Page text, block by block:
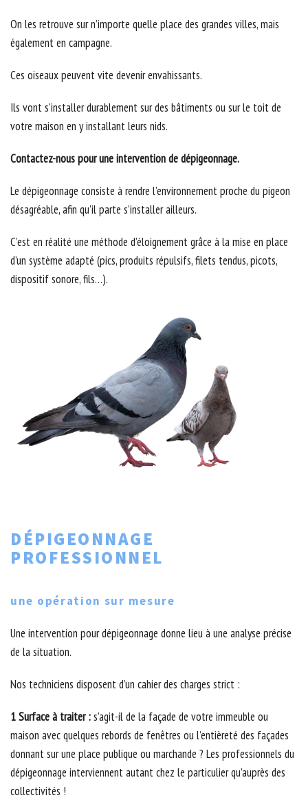
On les retrouve sur n’importe quelle place des grandes villes, mais
également en campagne.
Ces oiseaux peuvent vite devenir envahissants.
Ils vont s’installer durablement sur des bâtiments ou sur le toit de
votre maison en y installant leurs nids.
Contactez-nous pour une intervention de dépigeonnage.
Le dépigeonnage consiste à rendre l’environnement proche du pigeon
désagréable, afin qu’il parte s’installer ailleurs.
C’est en réalité une méthode d’éloignement grâce à la mise en place
d’un système adapté (pics, produits répulsifs, filets tendus, picots,
dispositif sonore, fils…).
DÉPIGEONNAGE
PROFESSIONNEL
une opération sur mesure
Une intervention pour dépigeonnage donne lieu à une analyse précise
de la situation.
Nos techniciens disposent d’un cahier des charges strict :
1 Surface à traiter :s’agit-il de la façade de votre immeuble ou
maison avec quelques rebords de fenêtres ou l’entièreté des façades
donnant sur une place publique ou marchande ? Les professionnels du
dépigeonnage interviennent autant chez le particulier qu’auprès des
collectivités !